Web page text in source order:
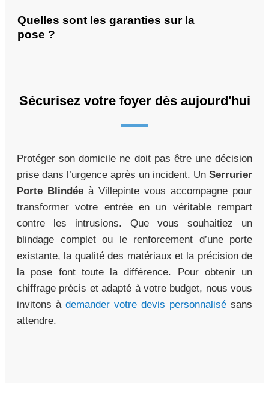
Quelles sont les garanties sur la
pose ?
Sécurisez votre foyer dès aujourd'hui
Protéger son domicile ne doit pas être une décision
prise dans l’urgence après un incident. Un Serrurier
Porte Blindée à Villepinte vous accompagne pour
transformer votre entrée en un véritable rempart
contre les intrusions. Que vous souhaitiez un
blindage complet ou le renforcement d’une porte
existante, la qualité des matériaux et la précision de
la pose font toute la différence. Pour obtenir un
chiffrage précis et adapté à votre budget, nous vous
invitons à demander votre devis personnalisé sans
attendre.